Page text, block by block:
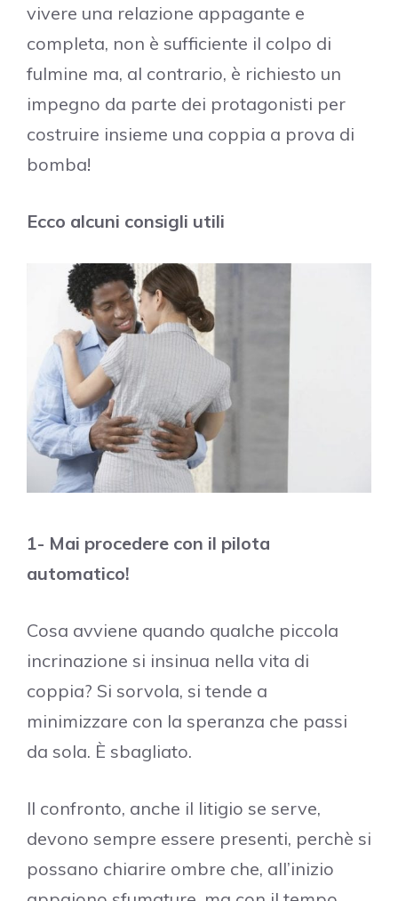
vivere una relazione appagante e
completa, non è sufficiente il colpo di
fulmine ma, al contrario, è richiesto un
impegno da parte dei protagonisti per
costruire insieme una coppia a prova di
bomba!
Ecco alcuni consigli utili
1- Mai procedere con il pilota
automatico!
Cosa avviene quando qualche piccola
incrinazione si insinua nella vita di
coppia? Si sorvola, si tende a
minimizzare con la speranza che passi
da sola. È sbagliato.
Il confronto, anche il litigio se serve,
devono sempre essere presenti, perchè si
possano chiarire ombre che, all’inizio